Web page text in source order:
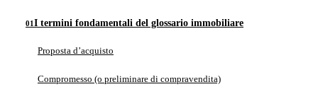
I termini fondamentali del glossario immobiliare
Proposta d’acquisto
Compromesso (o preliminare di compravendita)